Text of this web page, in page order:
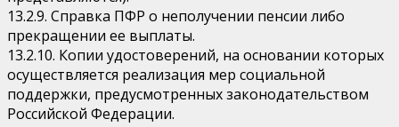
13.2.9. Справка ПФР о неполучении пенсии либо
прекращении ее выплаты.
13.2.10. Копии удостоверений, на основании которых
осуществляется реализация мер социальной
поддержки, предусмотренных законодательством
Российской Федерации.